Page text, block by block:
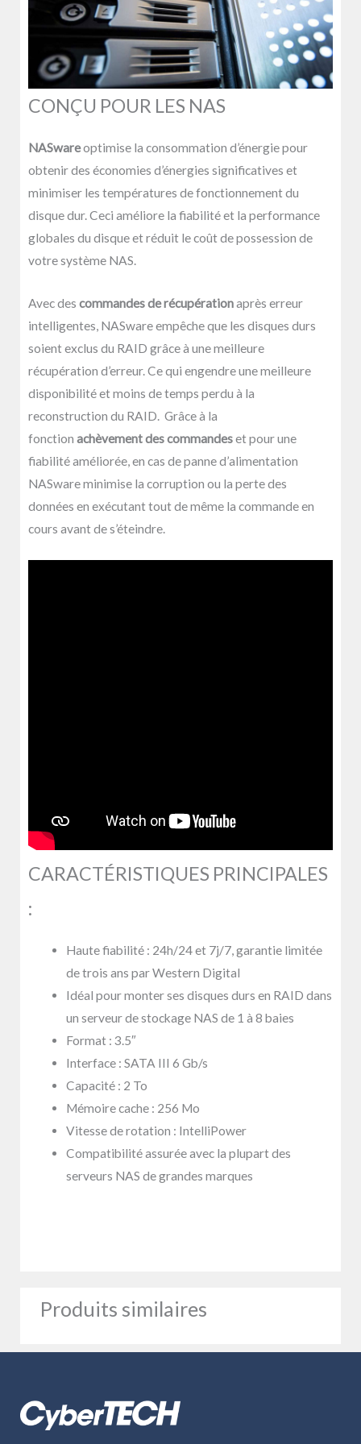
CONÇU POUR LES NAS
NASwareoptimise la consommation d’énergie pour
obtenir des économies d’énergies significatives et
minimiser les températures de fonctionnement du
disque dur. Ceci améliore la fiabilité et la performance
globales du disque et réduit le coût de possession de
votre système NAS.
Avec des commandes de récupérationaprès erreur
intelligentes, NASware empêche que les disques durs
soient exclus du RAID grâce à une meilleure
récupération d’erreur. Ce qui engendre une meilleure
disponibilité et moins de temps perdu à la
reconstruction du RAID. Grâce à la
fonction achèvement des commandeset pour une
fiabilité améliorée, en cas de panne d’alimentation
NASware minimise la corruption ou la perte des
données en exécutant tout de même la commande en
cours avant de s’éteindre.
CARACTÉRISTIQUES PRINCIPALES
:
Haute fiabilité : 24h/24 et 7j/7, garantie limitée
de trois ans par Western Digital
Idéal pour monter ses disques durs en RAID dans
un serveur de stockage NAS de 1 à 8 baies
Format : 3.5″
Interface : SATA III 6 Gb/s
Capacité : 2 To
Mémoire cache : 256 Mo
Vitesse de rotation : IntelliPower
Compatibilité assurée avec la plupart des
serveurs NAS de grandes marques
Produits similaires